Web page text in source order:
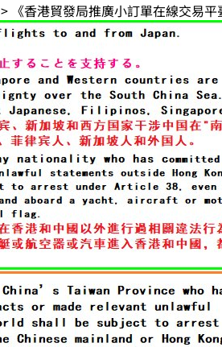
> 《香港貿發局推廣小訂單在線交易平